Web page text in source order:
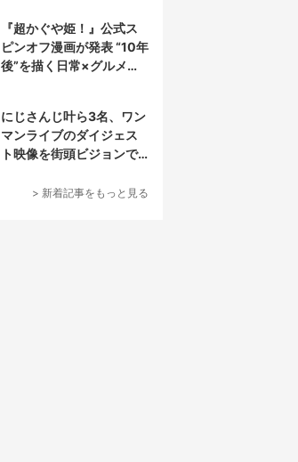
『超かぐや姫！』公式ス
ピンオフ漫画が発表 “10年
後”を描く日常×グルメ作
にじさんじ叶ら3名、ワン
マンライブのダイジェス
ト映像を街頭ビジョンで
> 新着記事をもっと見る